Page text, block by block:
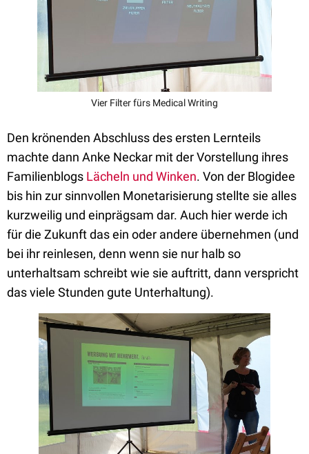
Vier Filter fürs Medical Writing
Den krönenden Abschluss des ersten Lernteils
machte dann Anke Neckar mit der Vorstellung ihres
Familienblogs Lächeln und Winken. Von der Blogidee
bis hin zur sinnvollen Monetarisierung stellte sie alles
kurzweilig und einprägsam dar. Auch hier werde ich
für die Zukunft das ein oder andere übernehmen (und
bei ihr reinlesen, denn wenn sie nur halb so
unterhaltsam schreibt wie sie auftritt, dann verspricht
das viele Stunden gute Unterhaltung).